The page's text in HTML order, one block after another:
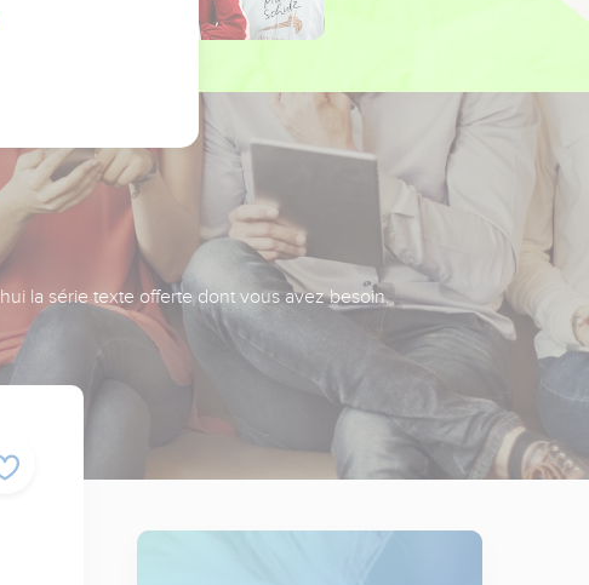
la série texte offerte dont vous avez besoin.